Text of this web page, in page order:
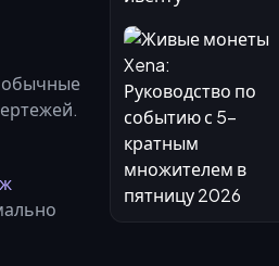
обычные